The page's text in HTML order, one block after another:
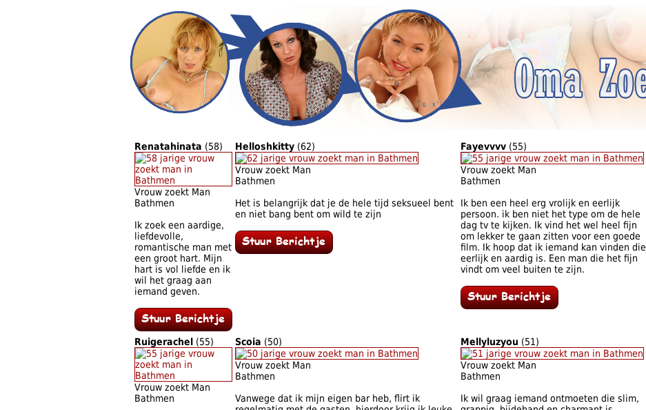
Renatahinata (58)
Vrouw zoekt Man
Bathmen
Ik zoek een aardige,
liefdevolle,
romantische man met
een groot hart. Mijn
hart is vol liefde en ik
wil het graag aan
iemand geven.
Helloshkitty (62)
Vrouw zoekt Man
Bathmen
Het is belangrijk dat je de hele tijd seksueel bent
en niet bang bent om wild te zijn
Fayevvvv (55)
Vrouw zoekt Man
Bathmen
Ik ben een heel erg vrolijk en eerlijk
persoon. ik ben niet het type om de hele
dag tv te kijken. Ik vind het wel heel fijn
om lekker te gaan zitten voor een goede
film. Ik hoop dat ik iemand kan vinden die
eerlijk en aardig is. Een man die het fijn
vindt om veel buiten te zijn.
Ruigerachel (55)
Vrouw zoekt Man
Bathmen
Scoia (50)
Vrouw zoekt Man
Bathmen
Vanwege dat ik mijn eigen bar heb, flirt ik
Mellyluzyou (51)
Vrouw zoekt Man
Bathmen
Ik wil graag iemand ontmoeten die slim,